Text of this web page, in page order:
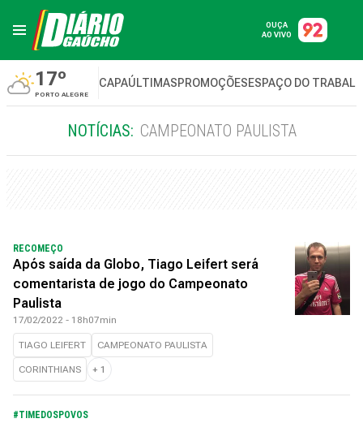
OUÇA
AO VIVO
17º
PORTO ALEGRE
CAPAÚLTIMASPROMOÇÕESESPAÇO DO
NOTÍCIAS: CAMPEONATO PAULISTA
RECOMEÇO
Após saída da Globo, Tiago Leifert será
comentarista de jogo do Campeonato
Paulista
17/02/2022 - 18h07min
TIAGO LEIFERT CAMPEONATO PAULISTA
CORINTHIANS + 1
#TIMEDOSPOVOS